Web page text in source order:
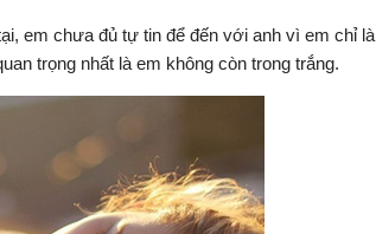
em chưa đủ tự tin để đến với anh vì em chỉ là
trọng nhất là em không còn trong trắng.